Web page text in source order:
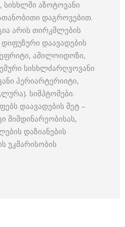
სისხლში აზოტოვანი
დაგროვებით.
არის თირკმლების
დაავადების
ამილოიდოზი,
სისხლძარღვოვანი
პერიარტერიიტი,
სიმპტომები.
დაავადების მეტ –
მიმდინარეობისას,
დაზიანების
უკმარისობის